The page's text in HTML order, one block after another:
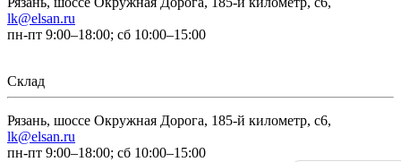
lk@elsan.ru
пн-пт 9:00–18:00; сб 10:00–15:00
Склад
Рязань, шоссе Окружная Дорога, 185-й километр, с6,
lk@elsan.ru
пн-пт 9:00–18:00; сб 10:00–15:00